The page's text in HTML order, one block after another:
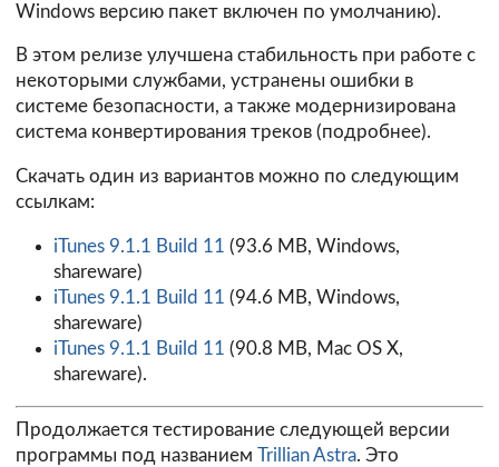
Windows версию пакет включен по умолчанию).
В этом релизе улучшена стабильность при работе с
некоторыми службами, устранены ошибки в
системе безопасности, а также модернизирована
система конвертирования треков (подробнее).
Скачать один из вариантов можно по следующим
ссылкам:
iTunes 9.1.1 Build 11 (93.6 MB, Windows,
shareware)
iTunes 9.1.1 Build 11 (94.6 MB, Windows,
shareware)
iTunes 9.1.1 Build 11 (90.8 MB, Mac OS X,
shareware).
Продолжается тестирование следующей версии
программы под названием Trillian Astra. Это